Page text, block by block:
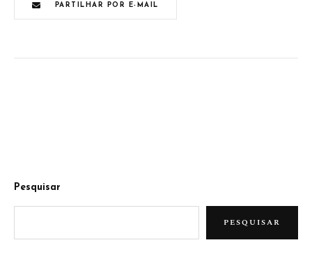
PARTILHAR POR E-MAIL
Pesquisar
PESQUISAR